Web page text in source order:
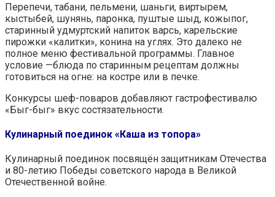
Перепечи, табани, пельмени, шаньги, виртырем,
кыстыбей, шунянь, паронка, пуштые шыд, кожыпог,
старинный удмуртский напиток варсь, карельские
пирожки «калитки», конина на углях. Это далеко не
полное меню фестивальной программы. Главное
условие —блюда по старинным рецептам должны
готовиться на огне: на костре или в печке.
Конкурсы шеф-поваров добавляют гастрофестивалю
«Быг-быг» вкус состязательности.
Кулинарный поединок «Каша из топора»
Кулинарный поединок посвящён защитникам Отечества
и 80-летию Победы советского народа в Великой
Отечественной войне.